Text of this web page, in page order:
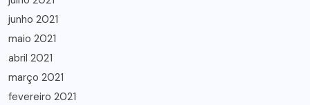
junho 2021
maio 2021
abril 2021
março 2021
fevereiro 2021